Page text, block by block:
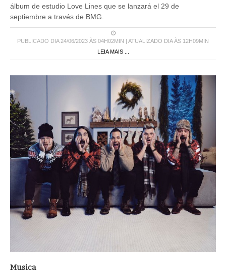
álbum de estudio Love Lines que se lanzará el 29 de
septiembre a través de BMG.
PUBLICADO DIA 24/06/2023 ÀS 04H02MIN | ATUALIZADO DIA ÀS 12H09MIN
LEIA MAIS ...
Musica